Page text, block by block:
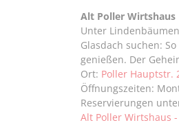
Alt Poller Wirtshaus
Unter
Glasdach suchen:
genießen. Der
Ort: Poller Hauptstr.
Öffnungszeiten:
Reservierungen
Alt Poller Wirtshaus